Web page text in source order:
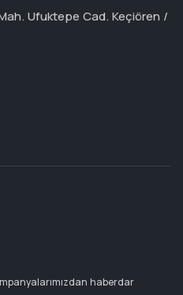
Ufuktepe Cad. Keçiören /
haberdar